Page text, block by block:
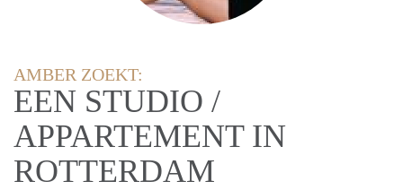
AMBER ZOEKT:
EEN STUDIO /
APPARTEMENT IN
ROTTERDAM